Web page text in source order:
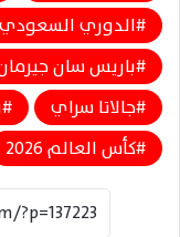
الدوري السعودي
باريس سان
جالاتا سراي
كأس العالم 2026